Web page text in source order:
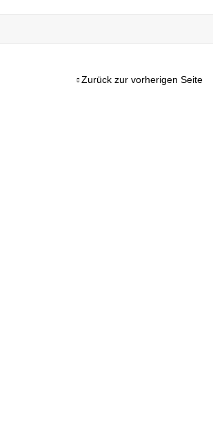
Zurück zur vorherigen Seite